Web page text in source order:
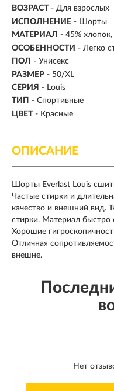
ВОЗРАСТ - Для взрослых
ИСПОЛНЕНИЕ - Шорты
МАТЕРИАЛ - 45%
ОСОБЕННОСТИ - Легко
ПОЛ - Унисекс
РАЗМЕР - 50/XL
СЕРИЯ - Louis
ТИП - Спортивные
ЦВЕТ - Красные
ОПИСАНИЕ
Шорты Everlast Louis
Частые стирки и
качество и внешний вид.
стирки. Материал быстро
Хорошие
Отличная
внешне.
Нет